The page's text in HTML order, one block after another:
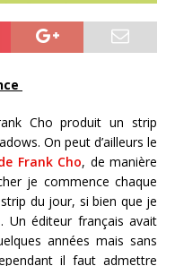
Cho produit un strip
On peut d’ailleurs le
Frank Cho, de manière
je commence chaque
du jour, si bien que je
Un éditeur français avait
années mais sans
il faut admettre